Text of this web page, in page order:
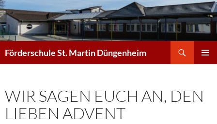
Zum
Inhalt
springen
Förderschule St. Martin Düngenheim
WIR SAGEN EUCH AN, DEN
LIEBEN ADVENT